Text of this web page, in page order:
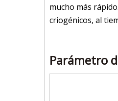
mucho más
criogénicos, al
Parámetro